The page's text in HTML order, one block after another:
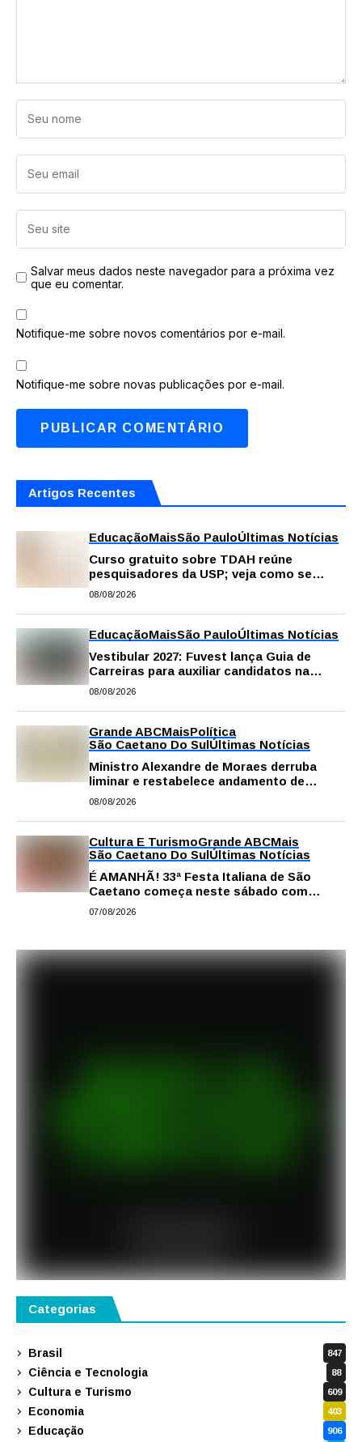
Salvar meus dados neste navegador para a próxima vez
que eu comentar.
Notifique-me sobre novos comentários por e-mail.
Notifique-me sobre novas publicações por e-mail.
Artigos Recentes
EducaçãoMaisSão PauloÚltimas Notícias
Curso gratuito sobre TDAH reúne
pesquisadores da USP; veja como se
inscrever
08/08/2026
EducaçãoMaisSão PauloÚltimas Notícias
Vestibular 2027: Fuvest lança Guia de
Carreiras para auxiliar candidatos na
escolha da profissão
08/08/2026
Grande ABCMaisPolítica
São Caetano Do SulÚltimas Notícias
Ministro Alexandre de Moraes derruba
liminar e restabelece andamento de
comissão processante contra vereador
08/08/2026
Cultura E TurismoGrande ABCMais
São Caetano Do SulÚltimas Notícias
É AMANHÃ! 33ª Festa Italiana de São
Caetano começa neste sábado com
gastronomia, música e solidariedade
07/08/2026
Categorias
Brasil 847
Ciência e Tecnologia 88
Cultura e Turismo 609
Economia 403
Educação 906